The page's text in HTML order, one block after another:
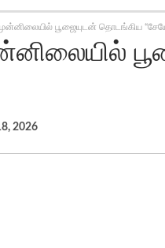
பூஜையுடன் தொடங்கிய
2026